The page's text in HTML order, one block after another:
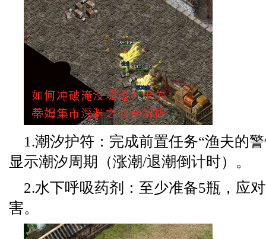
1.潮汐护符：完成前置任务“渔夫的
显示潮汐周期（涨潮/退潮倒计时）。
2.水下呼吸药剂：至少准备5瓶，应
害。